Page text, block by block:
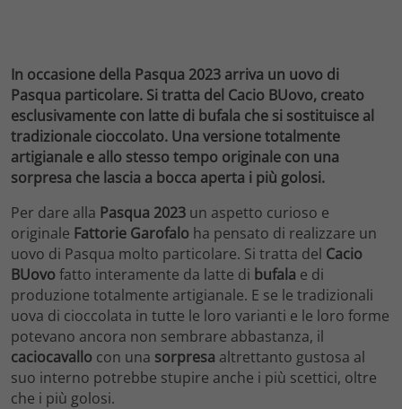
In occasione della Pasqua 2023 arriva un uovo di
Pasqua particolare. Si tratta del Cacio BUovo, creato
esclusivamente con latte di bufala che si sostituisce al
tradizionale cioccolato. Una versione totalmente
artigianale e allo stesso tempo originale con una
sorpresa che lascia a bocca aperta i più golosi.
Per dare alla Pasqua 2023 un aspetto curioso e
originale Fattorie Garofalo ha pensato di realizzare un
uovo di Pasqua molto particolare. Si tratta del Cacio
BUovofatto interamente da latte di bufala e di
produzione totalmente artigianale. E se le tradizionali
uova di cioccolata in tutte le loro varianti e le loro forme
potevano ancora non sembrare abbastanza, il
caciocavallo con una sorpresa altrettanto gustosa al
suo interno potrebbe stupire anche i più scettici, oltre
che i più golosi.